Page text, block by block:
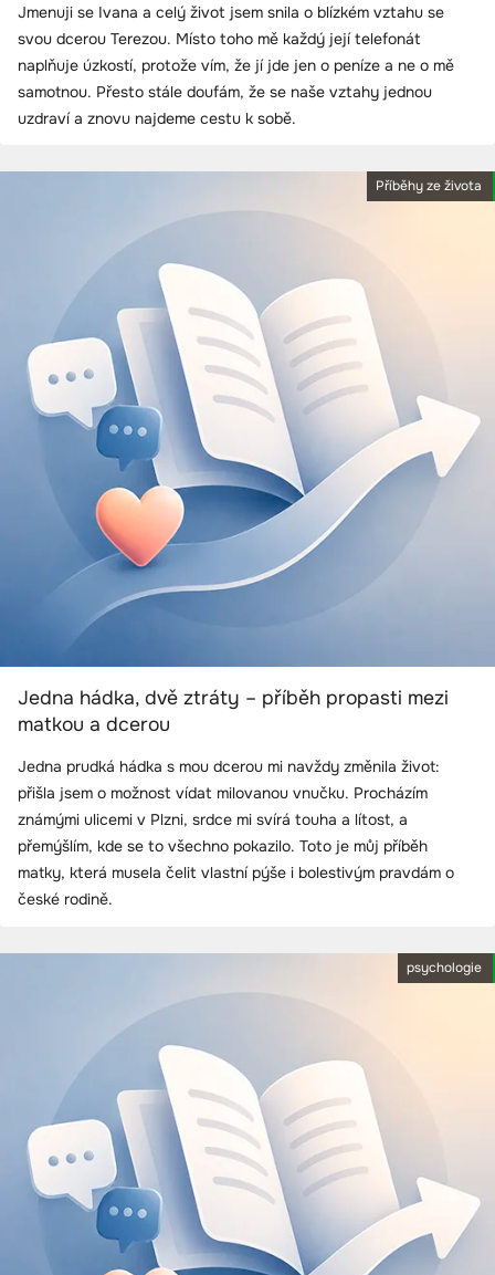
Jmenuji se Ivana a celý život jsem snila o blízkém vztahu se
svou dcerou Terezou. Místo toho mě každý její telefonát
naplňuje úzkostí, protože vím, že jí jde jen o peníze a ne o mě
samotnou. Přesto stále doufám, že se naše vztahy jednou
uzdraví a znovu najdeme cestu k sobě.
Příběhy ze života
Jedna hádka, dvě ztráty – příběh propasti mezi
matkou a dcerou
Jedna prudká hádka s mou dcerou mi navždy změnila život:
přišla jsem o možnost vídat milovanou vnučku. Procházím
známými ulicemi v Plzni, srdce mi svírá touha a lítost, a
přemýšlím, kde se to všechno pokazilo. Toto je můj příběh
matky, která musela čelit vlastní pýše i bolestivým pravdám o
české rodině.
psychologie